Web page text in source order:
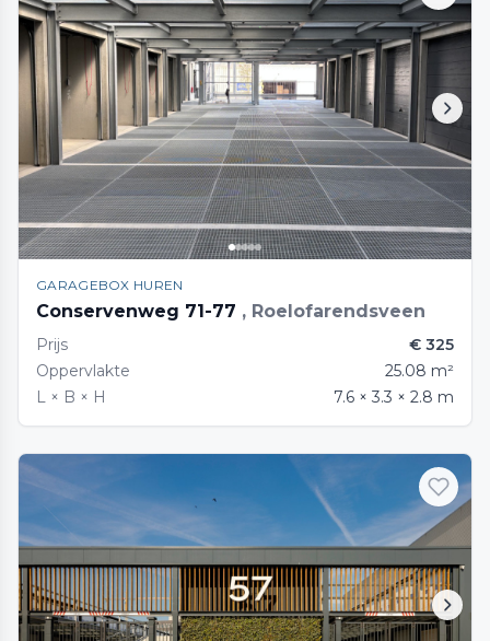
GARAGEBOX HUREN
Conservenweg 71-77 , Roelofarendsveen
Prijs
€ 325
Oppervlakte
25.08 m²
L × B × H
7.6 × 3.3 × 2.8 m